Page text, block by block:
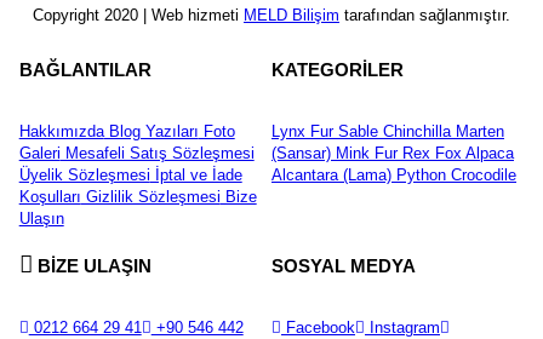
Copyright 2020 | Web hizmeti MELD Bilişim tarafından sağlanmıştır.
BAĞLANTILAR
HakkımızdaBlog Yazıları Foto
Galeri Mesafeli Satış Sözleşmesi
Üyelik Sözleşmesi İptal ve İade
Koşulları Gizlilik Sözleşmesi Bize
Ulaşın
KATEGORİLER
Lynx FurSable ChinchillaMarten
(Sansar) Mink FurRex Fox Alpaca
Alcantara (Lama) Python Crocodile
BİZE ULAŞIN
0212 664 29 41
+90 546 442
SOSYAL MEDYA
Facebook
Instagram